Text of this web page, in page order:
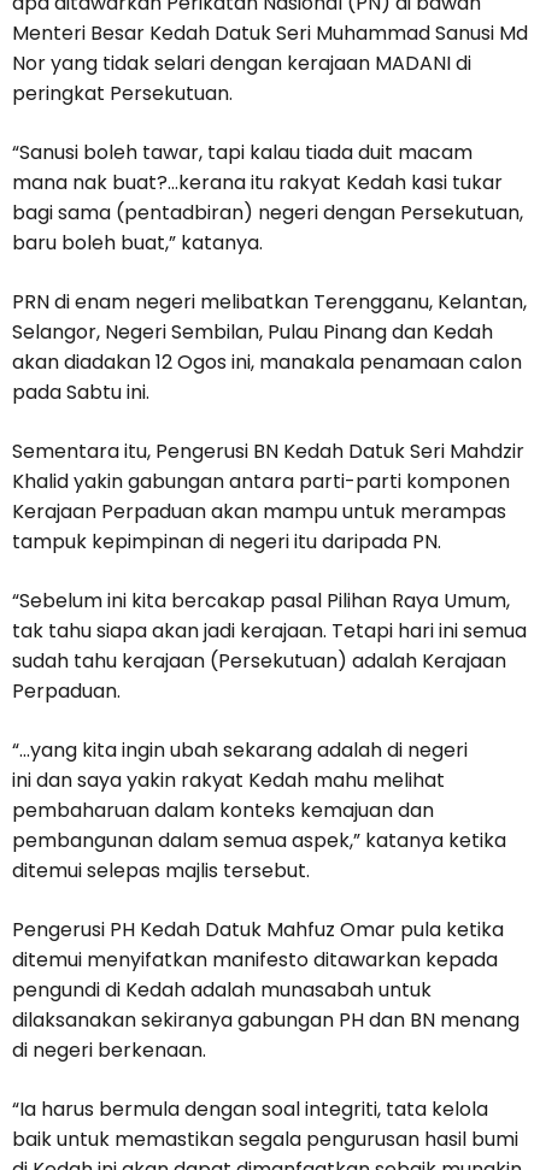
Menteri Besar Kedah Datuk Seri Muhammad Sanusi Md
Nor yang tidak selari dengan kerajaan MADANI di
peringkat Persekutuan.
“Sanusi boleh tawar, tapi kalau tiada duit macam
mana nak buat?…kerana itu rakyat Kedah kasi tukar
bagi sama (pentadbiran) negeri dengan Persekutuan,
baru boleh buat,” katanya.
PRN di enam negeri melibatkan Terengganu, Kelantan,
Selangor, Negeri Sembilan, Pulau Pinang dan Kedah
akan diadakan 12 Ogos ini, manakala penamaan calon
pada Sabtu ini.
Sementara itu, Pengerusi BN Kedah Datuk Seri Mahdzir
Khalid yakin gabungan antara parti-parti komponen
Kerajaan Perpaduan akan mampu untuk merampas
tampuk kepimpinan di negeri itu daripada PN.
“Sebelum ini kita bercakap pasal Pilihan Raya Umum,
tak tahu siapa akan jadi kerajaan. Tetapi hari ini semua
sudah tahu kerajaan (Persekutuan) adalah Kerajaan
Perpaduan.
“…yang kita ingin ubah sekarang adalah di negeri
ini dan saya yakin rakyat Kedah mahu melihat
pembaharuan dalam konteks kemajuan dan
pembangunan dalam semua aspek,” katanya ketika
ditemui selepas majlis tersebut.
Pengerusi PH Kedah Datuk Mahfuz Omar pula ketika
ditemui menyifatkan manifesto ditawarkan kepada
pengundi di Kedah adalah munasabah untuk
dilaksanakan sekiranya gabungan PH dan BN menang
di negeri berkenaan.
“Ia harus bermula dengan soal integriti, tata kelola
baik untuk memastikan segala pengurusan hasil bumi